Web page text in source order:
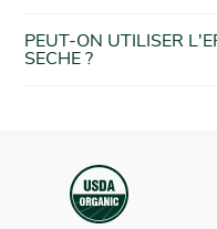
PEUT-ON UTILISER
SECHE ?